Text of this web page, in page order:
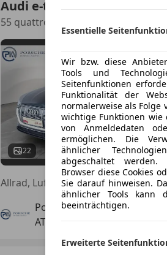
Audi e-tron
55 quattro 300 kW Business
22
Porsche Alpenstraße
AT-5020 Salzburg
Essentielle
Wir bzw. diese
Tools und
Seitenfunktionen
Funktionalität der
normalerweise als
wichtige Funktionen wie
von Anmeldedaten
ermöglichen. Die
ähnlicher
abgeschaltet
Browser diese Cookies
Sie darauf hinweisen.
ähnlicher Tools kann
beeinträchtigen.
Erweiterte